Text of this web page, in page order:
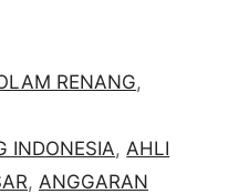
RENANG,
INDONESIA, AHLI
, ANGGARAN